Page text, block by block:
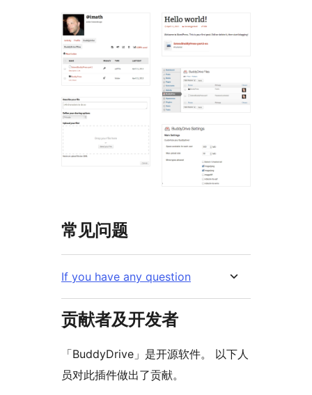
常见问题
If you have any question
贡献者及开发者
「BuddyDrive」是开源软件。 以下人
员对此插件做出了贡献。